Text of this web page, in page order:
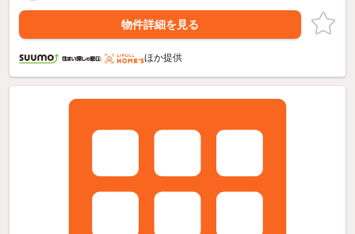
物件詳細を見る
ほか提供